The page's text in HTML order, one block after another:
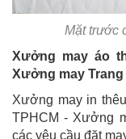
Mặt trước
Xưởng may áo
Xưởng may Trang
Xưởng may in
TPHCM - Xưởng
các yêu cầu đặt